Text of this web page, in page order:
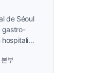
de Séoul
gastro-
부